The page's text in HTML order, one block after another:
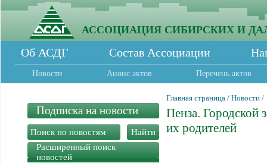
АССОЦИАЦИЯ СИБИРСКИХ И
Об АСДГ Состав Ассоциации
Новости Анонс актов Перечень актов
Подписка на новости
Расширенный поиск
новостей
Главная страница / Новости /
Пенза. Городской
их родителей